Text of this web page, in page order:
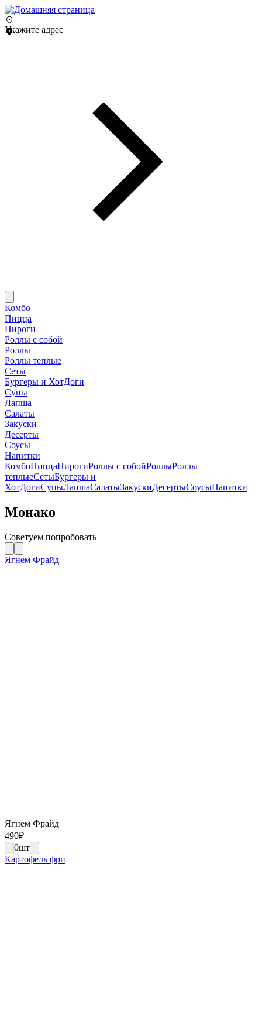
Укажите адрес
Комбо
Пицца
Пироги
Роллы с собой
Роллы
Роллы теплые
Сеты
Бургеры и ХотДоги
Супы
Лапша
Салаты
Закуски
Десерты
Соусы
Напитки
КомбоПиццаПирогиРоллы с собойРоллыРоллы
теплыеСетыБургеры и
ХотДогиСупыЛапшаСалатыЗакускиДесертыСоусыНапитки
Монако
Советуем попробовать
Ягнем Фрайд
Ягнем Фрайд
490₽
0шт
Картофель фри